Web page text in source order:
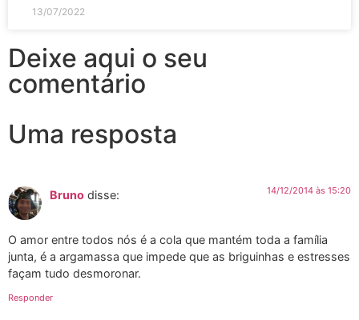
13/07/2022
Deixe aqui o seu
comentário
Uma resposta
Bruno disse: 14/12/2014 às 15:20
O amor entre todos nós é a cola que mantém toda a família
junta, é a argamassa que impede que as briguinhas e estresses
façam tudo desmoronar.
Responder